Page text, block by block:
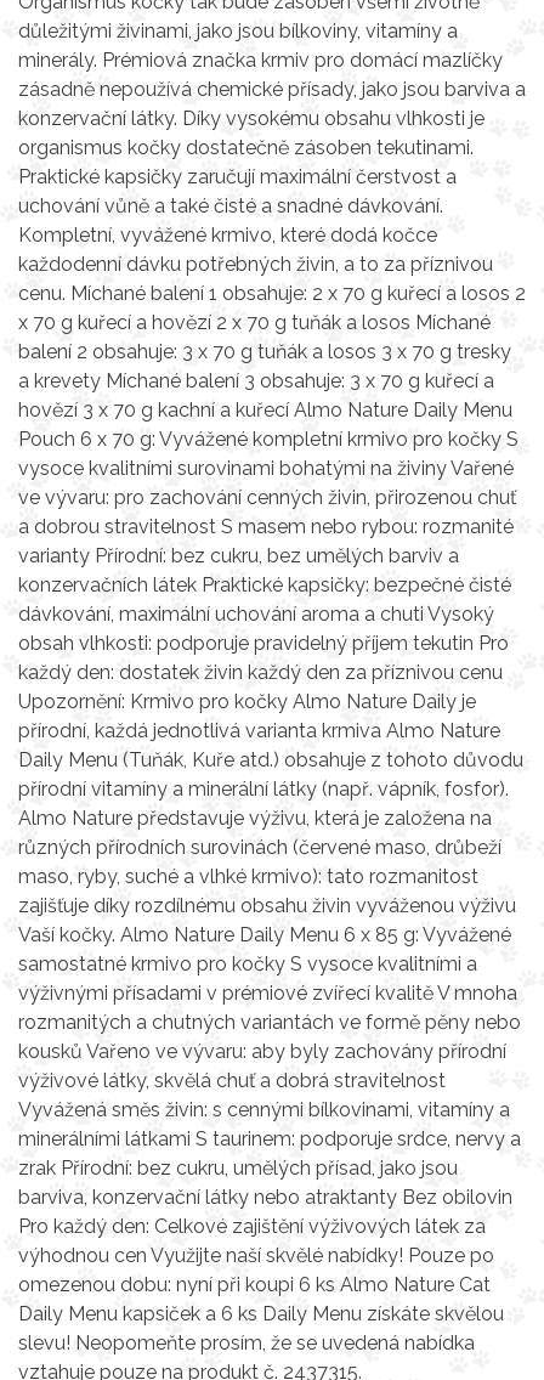
důležitými živinami, jako jsou bílkoviny, vitamíny a
minerály. Prémiová značka krmiv pro domácí mazlíčky
zásadně nepoužívá chemické přísady, jako jsou barviva a
konzervační látky. Díky vysokému obsahu vlhkosti je
organismus kočky dostatečně zásoben tekutinami.
Praktické kapsičky zaručují maximální čerstvost a
uchování vůně a také čisté a snadné dávkování.
Kompletní, vyvážené krmivo, které dodá kočce
každodenní dávku potřebných živin, a to za příznivou
cenu. Míchané balení 1 obsahuje: 2 x 70 g kuřecí a losos 2
x 70 g kuřecí a hovězí 2 x 70 g tuňák a losos Míchané
balení 2 obsahuje: 3 x 70 g tuňák a losos 3 x 70 g tresky
a krevety Míchané balení 3 obsahuje: 3 x 70 g kuřecí a
hovězí 3 x 70 g kachní a kuřecí Almo Nature Daily Menu
Pouch 6 x 70 g: Vyvážené kompletní krmivo pro kočky S
vysoce kvalitními surovinami bohatými na živiny Vařené
ve vývaru: pro zachování cenných živin, přirozenou chuť
a dobrou stravitelnost S masem nebo rybou: rozmanité
varianty Přírodní: bez cukru, bez umělých barviv a
konzervačních látek Praktické kapsičky: bezpečné čisté
dávkování, maximální uchování aroma a chuti Vysoký
obsah vlhkosti: podporuje pravidelný příjem tekutin Pro
každý den: dostatek živin každý den za příznivou cenu
Upozornění: Krmivo pro kočky Almo Nature Daily je
přírodní, každá jednotlivá varianta krmiva Almo Nature
Daily Menu (Tuňák, Kuře atd.) obsahuje z tohoto důvodu
přírodní vitamíny a minerální látky (např. vápník, fosfor).
Almo Nature představuje výživu, která je založena na
různých přírodních surovinách (červené maso, drůbeží
maso, ryby, suché a vlhké krmivo): tato rozmanitost
zajišťuje díky rozdílnému obsahu živin vyváženou výživu
Vaší kočky. Almo Nature Daily Menu 6 x 85 g: Vyvážené
samostatné krmivo pro kočky S vysoce kvalitními a
výživnými přísadami v prémiové zvířecí kvalitě V mnoha
rozmanitých a chutných variantách ve formě pěny nebo
kousků Vařeno ve vývaru: aby byly zachovány přírodní
výživové látky, skvělá chuť a dobrá stravitelnost
Vyvážená směs živin: s cennými bílkovinami, vitamíny a
minerálními látkami S taurinem: podporuje srdce, nervy a
zrak Přírodní: bez cukru, umělých přísad, jako jsou
barviva, konzervační látky nebo atraktanty Bez obilovin
Pro každý den: Celkové zajištění výživových látek za
výhodnou cen Využijte naší skvělé nabídky! Pouze po
omezenou dobu: nyní při koupi 6 ks Almo Nature Cat
Daily Menu kapsiček a 6 ks Daily Menu získáte skvělou
slevu! Neopomeňte prosím, že se uvedená nabídka
vztahuje pouze na produkt č. 2437315.